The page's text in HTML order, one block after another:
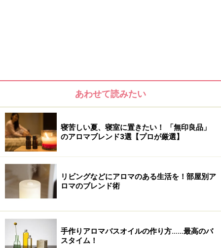
＜目次＞
ローズマリーの香りで美髪もゲットする！
ローズマリーの芳香トニックウォーターの作り方
あわせて読みたい
寝苦しい夏、寝室に置きたい！ 「無印良品」
のアロマブレンド3選【プロが厳選】
リビングなどにアロマのある生活を！部屋別ア
ロマのブレンド術
手作りアロマバスオイルの作り方……最高のバ
スタイム！